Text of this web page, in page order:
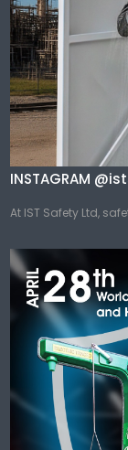
INSTAGRAM
At IST Safety Ltd,